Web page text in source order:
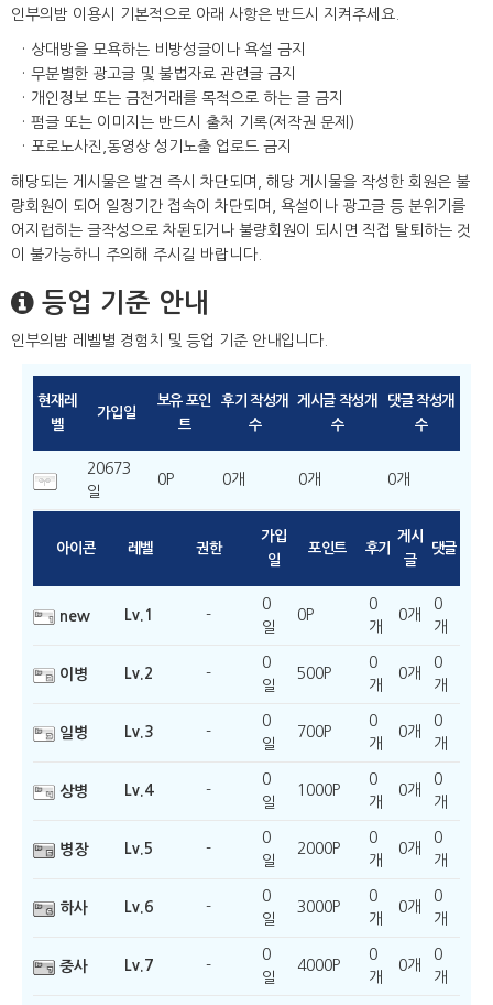
인부의밤 이용시 기본적으로 아래 사항은 반드시 지켜주세요.
상대방을 모욕하는 비방성글이나 욕설 금지
무분별한 광고글 및 불법자료 관련글 금지
개인정보 또는 금전거래를 목적으로 하는 글 금지
펌글 또는 이미지는 반드시 출처 기록(저작권 문제)
포로노사진,동영상 성기노출 업로드 금지
해당되는 게시물은 발견 즉시 차단되며, 해당 게시물을 작성한 회원은 불
량회원이 되어 일정기간 접속이 차단되며, 욕설이나 광고글 등 분위기를
어지럽히는 글작성으로 차된되거나 불량회원이 되시면 직접 탈퇴하는 것
이 불가능하니 주의해 주시길 바랍니다.
등업 기준 안내
인부의밤 레벨별 경험치 및 등업 기준 안내입니다.
현재레
벨
가입일
보유 포인
트
후기 작성개
수
게시글 작성개
수
댓글 작성개
수
20673
일
0P 0개 0개 0개
아이콘 레벨 권한
가입
일
포인트 후기
게시
글
댓글
new Lv.1 -
0
일
0P
0
개
0개
0
개
이병 Lv.2 -
0
일
500P
0
개
0개
0
개
일병 Lv.3 -
0
일
700P
0
개
0개
0
개
상병 Lv.4 -
0
일
1000P
0
개
0개
0
개
병장 Lv.5 -
0
일
2000P
0
개
0개
0
개
하사 Lv.6 -
0
일
3000P
0
개
0개
0
개
중사 Lv.7 -
0
일
4000P
0
개
0개
0
개